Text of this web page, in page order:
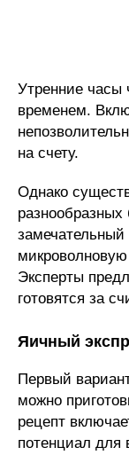
Утренние часы
временем.
на счету.
Однако
Эксперты
готовятся за
Яичный
Первый
можно
рецепт
потенциал для